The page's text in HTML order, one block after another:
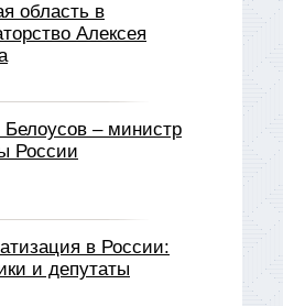
область в
Алексея
– министр
России
в России:
и депутаты